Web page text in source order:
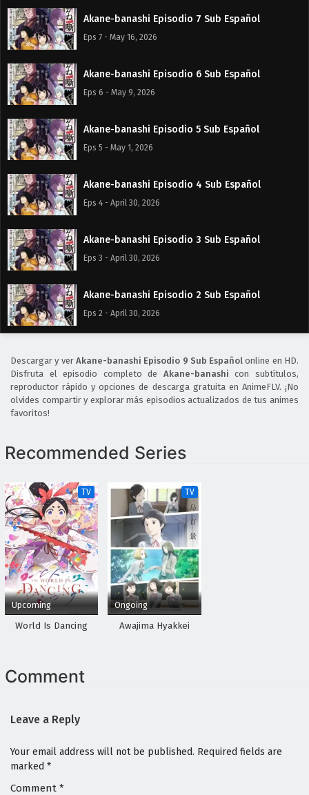
Akane-banashi Episodio 7 Sub Español
Eps 7 - May 16, 2026
Akane-banashi Episodio 6 Sub Español
Eps 6 - May 9, 2026
Akane-banashi Episodio 5 Sub Español
Eps 5 - May 1, 2026
Akane-banashi Episodio 4 Sub Español
Eps 4 - April 30, 2026
Akane-banashi Episodio 3 Sub Español
Eps 3 - April 30, 2026
Akane-banashi Episodio 2 Sub Español
Eps 2 - April 30, 2026
Eps 1 - April 30, 2026
Descargar y ver Akane-banashi Episodio 9 Sub Español online en HD.
Disfruta el episodio completo de Akane-banashi con subtítulos,
reproductor rápido y opciones de descarga gratuita en AnimeFLV. ¡No
olvides compartir y explorar más episodios actualizados de tus animes
favoritos!
Recommended Series
TV
Upcoming
World Is Dancing
TV
Ongoing
Awajima Hyakkei
Comment
Leave a Reply
Your email address will not be published. Required fields are
marked *
Comment *